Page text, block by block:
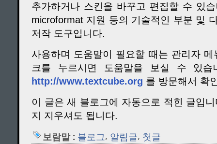
추가하거나 스킨을 바꾸고 편집할 수 있
microformat 지원 등의 기술적인 부분 및
저작 도구입니다.
사용하며 도움말이 필요할 때는 관리자
크를 누르시면 도움말을 보실 수 있
http://www.textcube.org 를 방문해서 확
이 글은 새 블로그에 자동으로 적힌 글입
지 지우셔도 됩니다.
보람말 : 블로그, 알림글, 첫글